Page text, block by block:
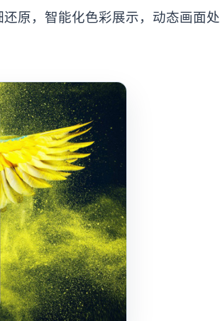
原，智能化色彩展示，动态画面处